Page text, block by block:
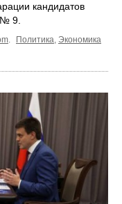
кандидатов
9.
. Политика, Экономика